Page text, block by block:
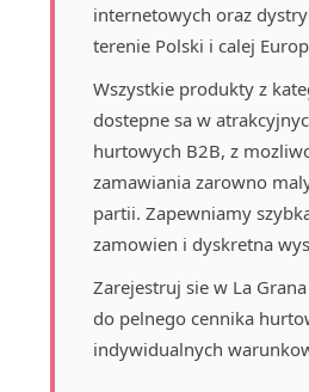
internetowych oraz
terenie Polski i calej
Wszystkie produkty z
dostepne sa w
hurtowych B2B, z
zamawiania zarowno
partii. Zapewniamy
zamowien i dyskretna
Zarejestruj sie w La
do pelnego cennika
indywidualnych